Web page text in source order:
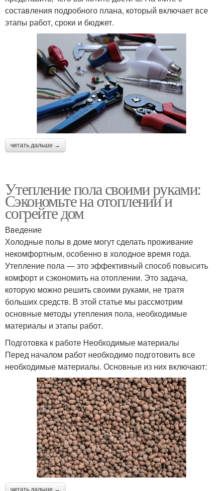
составления подробного плана, который включает все
этапы работ, сроки и бюджет.
читать дальше →
Утепление пола своими руками:
Сэкономьте на отоплении и
согрейте дом
Введение
Холодные полы в доме могут сделать проживание
некомфортным, особенно в холодное время года.
Утепление пола — это эффективный способ повысить
комфорт и сэкономить на отоплении. Это задача,
которую можно решить своими руками, не тратя
больших средств. В этой статье мы рассмотрим
основные методы утепления пола, необходимые
материалы и этапы работ.
Подготовка к работе Необходимые материалы
Перед началом работ необходимо подготовить все
необходимые материалы. Основные из них включают:
читать дальше →